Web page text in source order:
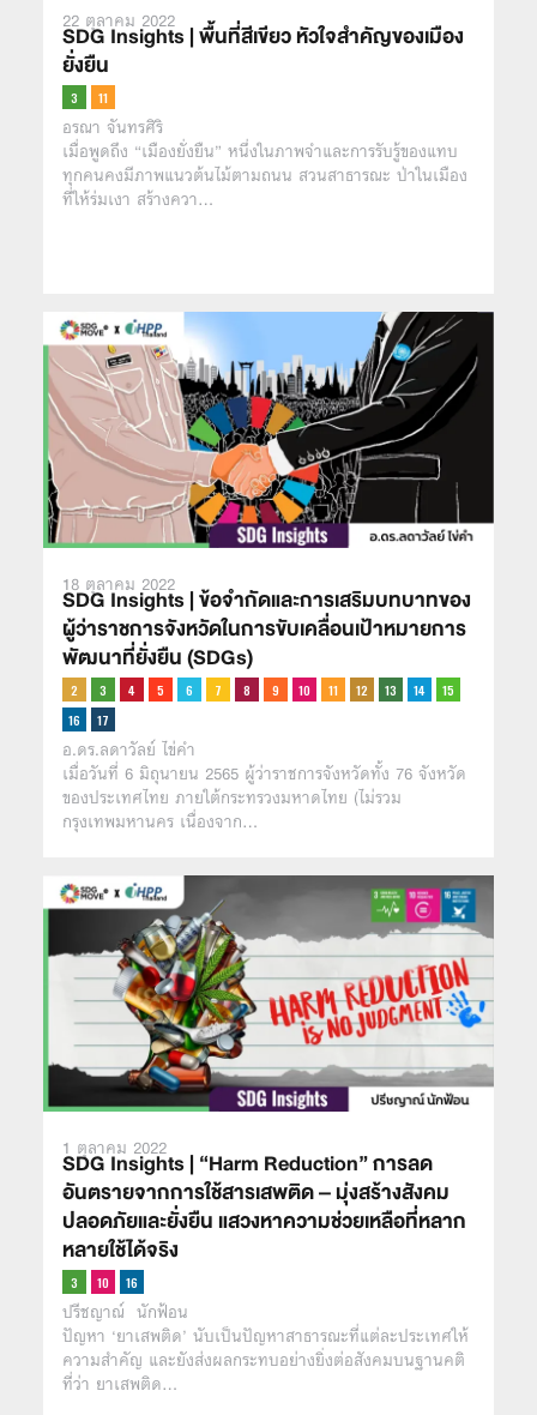
22 ตุลาคม 2022
SDG Insights | พื้นที่สีเขียว หัวใจสำคัญของเมือง
ยั่งยืน
อรณา จันทรศิริ
เมื่อพูดถึง “เมืองยั่งยืน” หนึ่งในภาพจำและการรับรู้ของแทบ
ทุกคนคงมีภาพแนวต้นไม้ตามถนน สวนสาธารณะ ป่าในเมือง
ที่ให้ร่มเงา สร้างควา…
18 ตุลาคม 2022
SDG Insights | ข้อจำกัดและการเสริมบทบาทของ
ผู้ว่าราชการจังหวัดในการขับเคลื่อนเป้าหมายการ
พัฒนาที่ยั่งยืน (SDGs)
อ.ดร.ลดาวัลย์ ไข่คำ
เมื่อวันที่ 6 มิถุนายน 2565 ผู้ว่าราชการจังหวัดทั้ง 76 จังหวัด
ของประเทศไทย ภายใต้กระทรวงมหาดไทย (ไม่รวม
กรุงเทพมหานคร เนื่องจาก…
1 ตุลาคม 2022
SDG Insights | “Harm Reduction” การลด
อันตรายจากการใช้สารเสพติด – มุ่งสร้างสังคม
ปลอดภัยและยั่งยืน แสวงหาความช่วยเหลือที่หลาก
หลายใช้ได้จริง
ปรีชญาณ์ นักฟ้อน
ปัญหา ‘ยาเสพติด’ นับเป็นปัญหาสาธารณะที่แต่ละประเทศให้
ความสำคัญ และยังส่งผลกระทบอย่างยิ่งต่อสังคมบนฐานคติ
ที่ว่า ยาเสพติด…